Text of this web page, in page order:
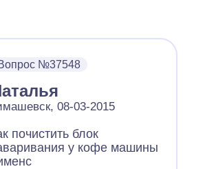
№37548
08-03-2015
почистить блок
у кофе машины